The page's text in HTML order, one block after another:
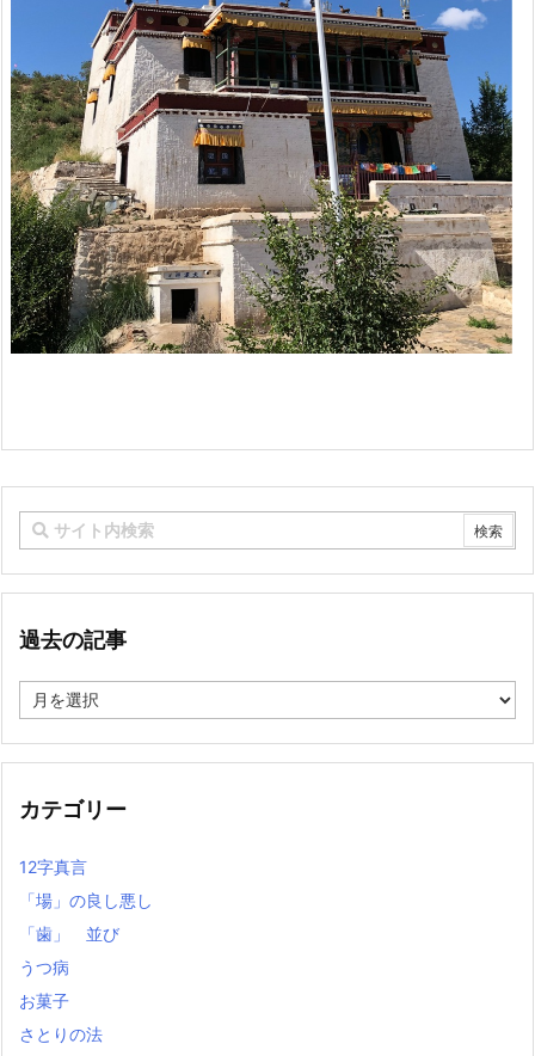
過去の記事
去
記
カテゴリー
12字真言
「場」の良し悪し
「歯」 並び
うつ病
お菓子
さとりの法